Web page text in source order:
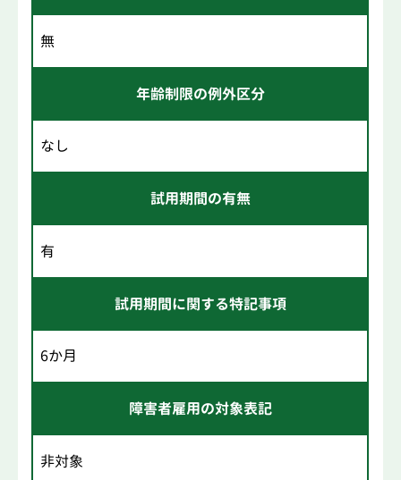
無
年齢制限の例外区分
なし
試用期間の有無
有
試用期間に関する特記事項
6か月
障害者雇用の対象表記
非対象